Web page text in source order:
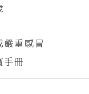
重感冒
手冊